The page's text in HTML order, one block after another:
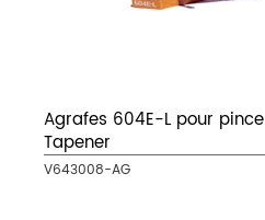
Agrafes 604E-L pour
Tapener
V643008-AG